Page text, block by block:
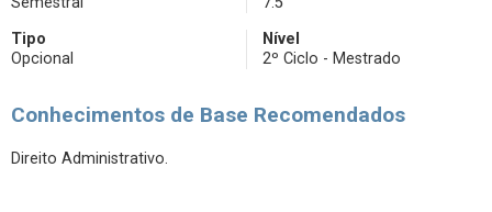
Tipo
Opcional
Nível
2º Ciclo - Mestrado
Conhecimentos de Base Recomendados
Direito Administrativo.